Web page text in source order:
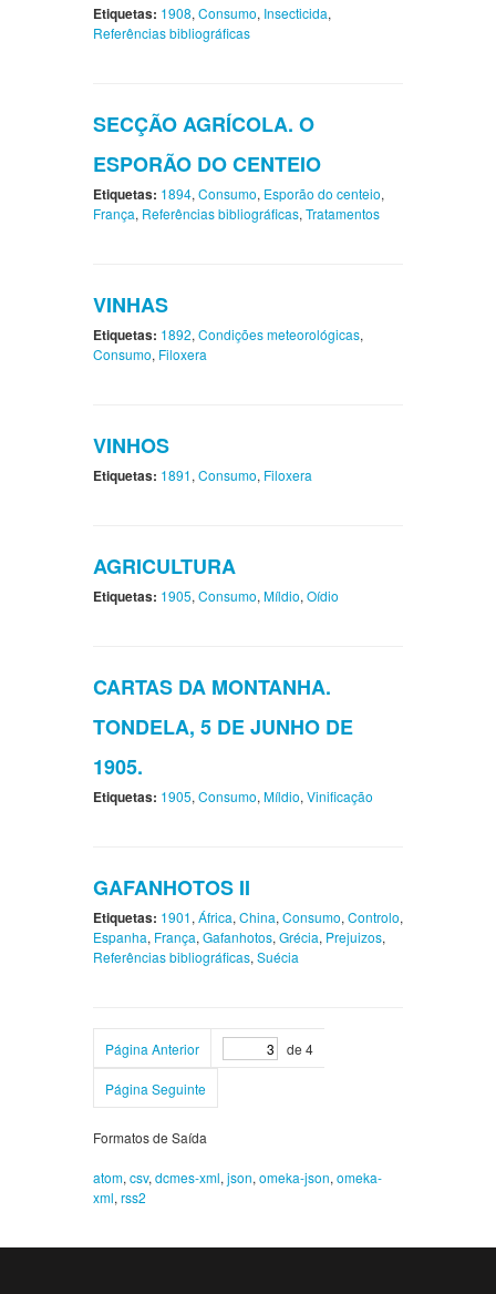
Etiquetas: 1908, Consumo, Insecticida,
Referências bibliográficas
SECÇÃO AGRÍCOLA. O
ESPORÃO DO CENTEIO
Etiquetas: 1894, Consumo, Esporão do centeio,
França, Referências bibliográficas, Tratamentos
VINHAS
Etiquetas: 1892, Condições meteorológicas,
Consumo, Filoxera
VINHOS
Etiquetas: 1891, Consumo, Filoxera
AGRICULTURA
Etiquetas: 1905, Consumo, Míldio, Oídio
CARTAS DA MONTANHA.
TONDELA, 5 DE JUNHO DE
1905.
Etiquetas: 1905, Consumo, Míldio, Vinificação
GAFANHOTOS II
Etiquetas: 1901, África, China, Consumo, Controlo,
Espanha, França, Gafanhotos, Grécia, Prejuizos,
Referências bibliográficas, Suécia
Página Anterior de 4
Página Seguinte
Formatos de Saída
atom, csv, dcmes-xml, json, omeka-json, omeka-
xml, rss2